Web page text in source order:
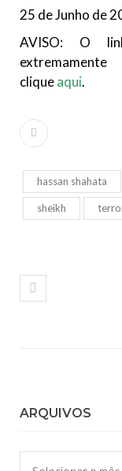
25 de Junho de
AVISO: O
cliqueaqui.
hassan shahata
sheikh
ARQUIVOS
Arquivos